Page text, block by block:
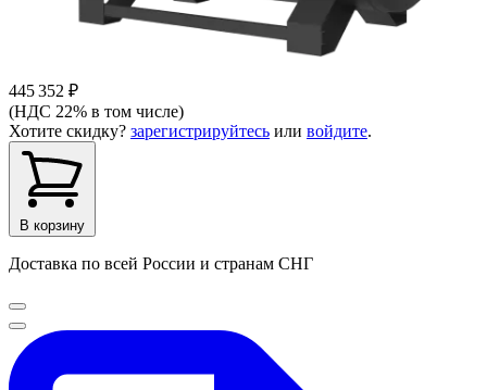
445 352 ₽
(НДС 22% в том числе)
Хотите скидку? зарегистрируйтесь или войдите.
В корзину
Доставка по всей России и странам СНГ